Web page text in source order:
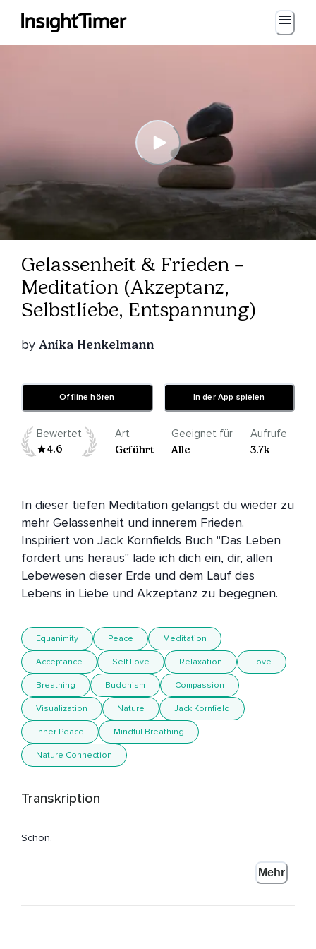
Gelassenheit & Frieden –
Meditation (Akzeptanz,
Selbstliebe, Entspannung)
by Anika Henkelmann
Offline hören In der App spielen
Bewertet
4.6
Art
Geführt
Geeignet für
Alle
Aufrufe
3.7k
In dieser tiefen Meditation gelangst du wieder zu
mehr Gelassenheit und innerem Frieden.
Inspiriert von Jack Kornfields Buch "Das Leben
fordert uns heraus" lade ich dich ein, dir, allen
Lebewesen dieser Erde und dem Lauf des
Lebens in Liebe und Akzeptanz zu begegnen.
Equanimity Peace Meditation
Acceptance Self Love Relaxation Love
Breathing Buddhism Compassion
Visualization Nature Jack Kornfield
Inner Peace Mindful Breathing
Nature Connection
Transkription
Schön,
Mein Name ist Annika und in der heutigen Meditation geht
Mehr